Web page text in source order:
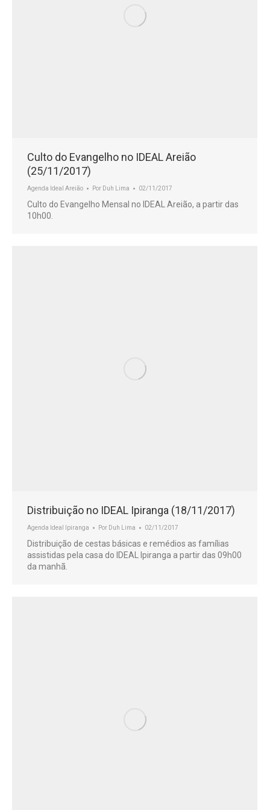
Culto do Evangelho no IDEAL Areião
(25/11/2017)
Agenda Ideal Areião Por Duh Lima 02/11/2017
Culto do Evangelho Mensal no IDEAL Areião, a partir das
10h00.
Distribuição no IDEAL Ipiranga (18/11/2017)
Agenda Ideal Ipiranga Por Duh Lima 02/11/2017
Distribuição de cestas básicas e remédios as famílias
assistidas pela casa do IDEAL Ipiranga a partir das 09h00
da manhã.